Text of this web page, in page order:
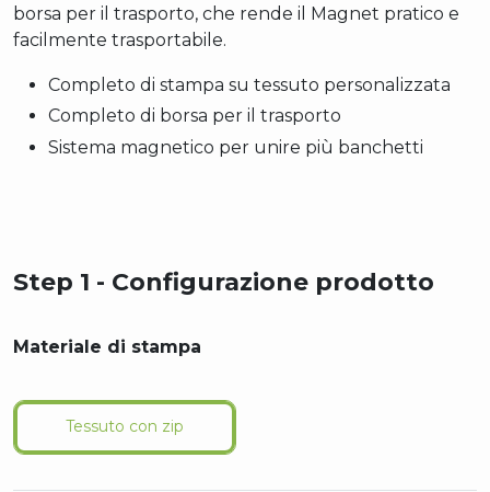
borsa per il trasporto, che rende il Magnet pratico e
facilmente trasportabile.
Completo di stampa su tessuto personalizzata
Completo di borsa per il trasporto
Sistema magnetico per unire più banchetti
Step 1 - Configurazione prodotto
Materiale di stampa
Tessuto con zip